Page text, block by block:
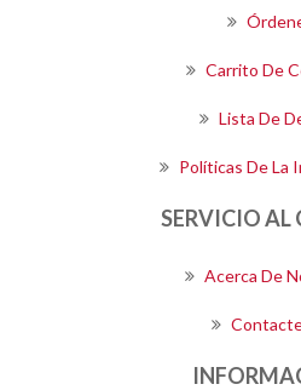
Carrito De
Lista De
Políticas De La
SERVICIO AL
Acerca De